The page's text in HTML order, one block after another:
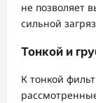
не позволяет
сильной
Тонкой и
К тонкой